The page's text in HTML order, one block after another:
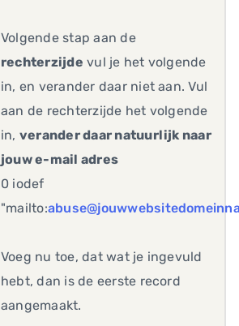
Volgende stap aan de
rechterzijde vul je het volgende
in, en verander daar niet aan. Vul
aan de rechterzijde het volgende
in, verander daar natuurlijk naar
jouw e-mail adres
0 iodef
"mailto:
Voeg nu toe, dat wat je ingevuld
hebt, dan is de eerste record
aangemaakt.